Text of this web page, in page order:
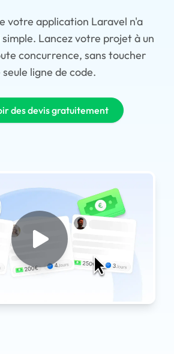
votre application Laravel n'a
simple. Lancez votre projet à un
concurrence, sans toucher
seule ligne de code.
des devis gratuitement